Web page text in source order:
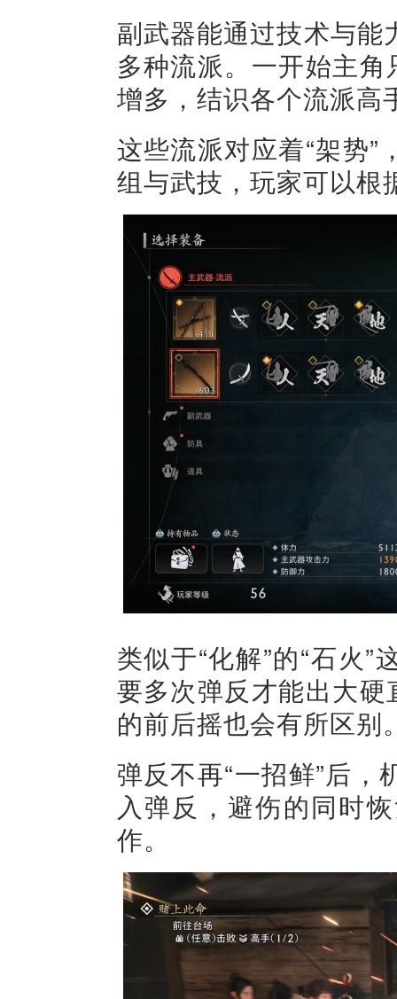
副武器能通过技术与
多种流派。一开始主角
增多，结识各个流派高
这些流派对应着“架势
组与武技，玩家可以根
类似于“化解”的“石火
要多次弹反才能出大硬
的前后摇也会有所区别
弹反不再“一招鲜”后
入弹反，避伤的同时
作。